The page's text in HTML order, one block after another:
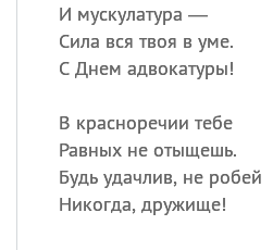
И мускулатура —
Сила вся твоя в уме.
С Днем адвокатуры!
В красноречии тебе
Равных не отыщешь.
Будь удачлив, не робей
Никогда, дружище!